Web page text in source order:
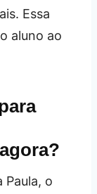
Essa
aluno ao
Paula, o